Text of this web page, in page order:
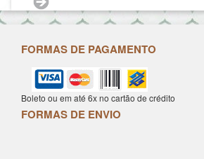
FORMAS DE PAGAMENTO
Boleto ou em até 6x no cartão de crédito
FORMAS DE ENVIO